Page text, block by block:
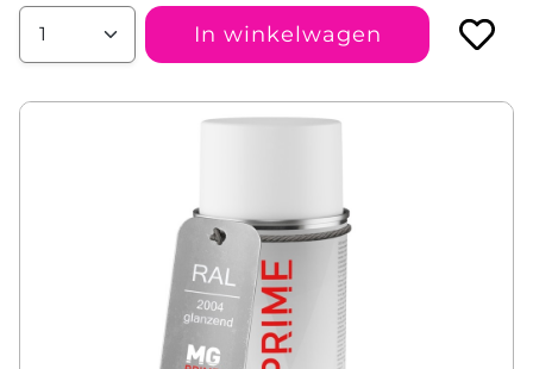
In winkelwagen